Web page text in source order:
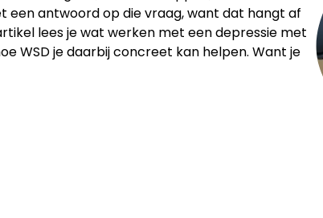
een antwoord op die vraag, want dat hangt af
lees je wat werken met een depressie met
WSD je daarbij concreet kan helpen. Want je